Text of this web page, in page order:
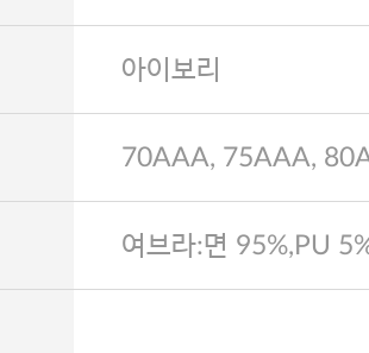
아이보리
70AAA, 75AAA,
여브라:면 95%,PU